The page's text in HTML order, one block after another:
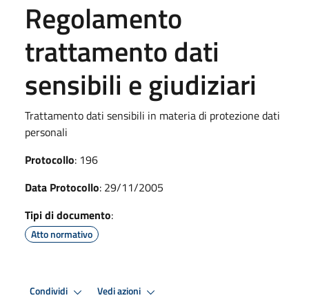
Regolamento
trattamento dati
sensibili e giudiziari
Trattamento dati sensibili in materia di protezione dati
personali
Protocollo: 196
Data Protocollo: 29/11/2005
Tipi di documento:
Atto normativo
Condividi Vedi azioni